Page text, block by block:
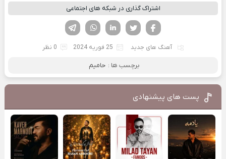
اشتراک گذاری در شبکه های اجتماعی
لینکدین تویتر
فیسوک
آهنگ های جدید 25 فوریه 2024 0 نظر
برچسب ها : حامیم
پست های پیشنهادی